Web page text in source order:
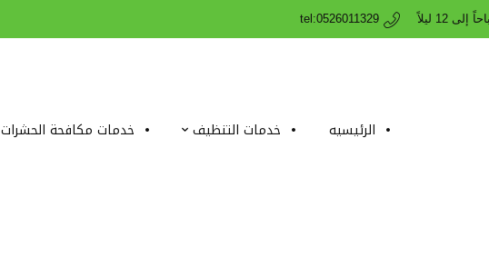
tel:0526011329
الرئيسيه خدمات التنظيف خدمات مكافحة الحشرات